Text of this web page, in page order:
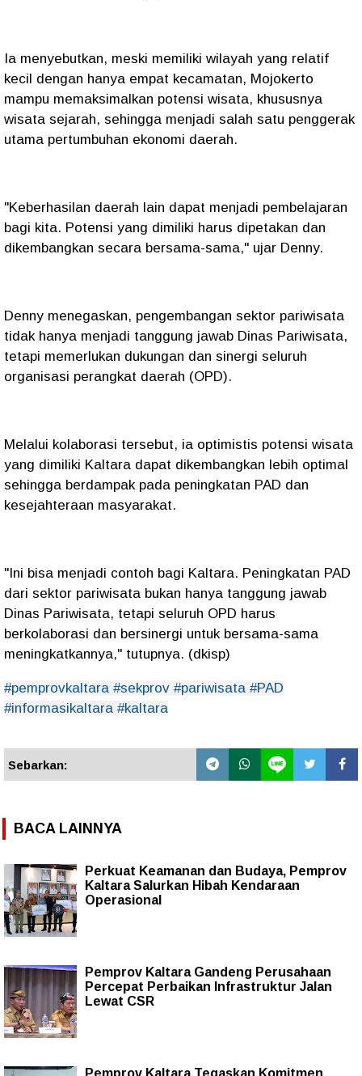
Ia menyebutkan, meski memiliki wilayah yang relatif
kecil dengan hanya empat kecamatan, Mojokerto
mampu memaksimalkan potensi wisata, khususnya
wisata sejarah, sehingga menjadi salah satu penggerak
utama pertumbuhan ekonomi daerah.
"Keberhasilan daerah lain dapat menjadi pembelajaran
bagi kita. Potensi yang dimiliki harus dipetakan dan
dikembangkan secara bersama-sama," ujar Denny.
Denny menegaskan, pengembangan sektor pariwisata
tidak hanya menjadi tanggung jawab Dinas Pariwisata,
tetapi memerlukan dukungan dan sinergi seluruh
organisasi perangkat daerah (OPD).
Melalui kolaborasi tersebut, ia optimistis potensi wisata
yang dimiliki Kaltara dapat dikembangkan lebih optimal
sehingga berdampak pada peningkatan PAD dan
kesejahteraan masyarakat.
"Ini bisa menjadi contoh bagi Kaltara. Peningkatan PAD
dari sektor pariwisata bukan hanya tanggung jawab
Dinas Pariwisata, tetapi seluruh OPD harus
berkolaborasi dan bersinergi untuk bersama-sama
meningkatkannya," tutupnya. (dkisp)
#pemprovkaltara #sekprov #pariwisata #PAD
#informasikaltara #kaltara
Sebarkan:
BACA LAINNYA
Perkuat Keamanan dan Budaya, Pemprov
Kaltara Salurkan Hibah Kendaraan
Operasional
Pemprov Kaltara Gandeng Perusahaan
Percepat Perbaikan Infrastruktur Jalan
Lewat CSR
Pemprov Kaltara Tegaskan Komitmen